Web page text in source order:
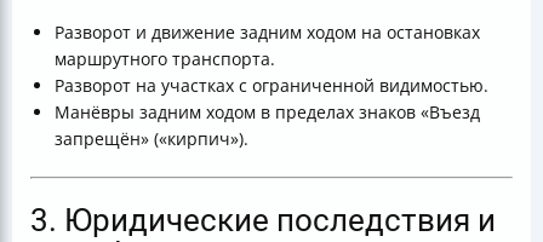
Разворот и движение задним ходом на остановках
маршрутного транспорта.
Разворот на участках с ограниченной видимостью.
Манёвры задним ходом в пределах знаков «Въезд
запрещён» («кирпич»).
3. Юридические последствия и